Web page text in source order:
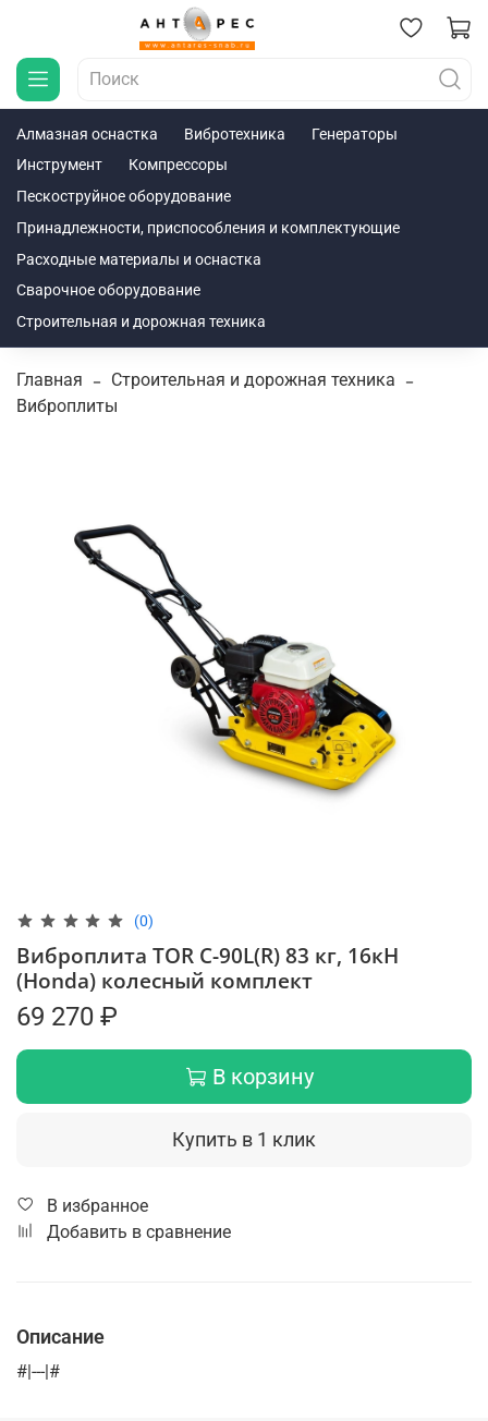
Алмазная оснастка Вибротехника
Генераторы
Инструмент
Компрессоры
Пескоструйное оборудование
Принадлежности, приспособления и комплектующие
Расходные материалы и оснастка
Сварочное оборудование
Строительная и дорожная техника
Главная
Строительная и дорожная техника
Виброплиты
(0)
Виброплита TOR C-90L(R) 83 кг, 16кН
(Honda) колесный комплект
69 270 ₽
В корзину
Купить в 1 клик
В избранное
Добавить в сравнение
Описание
#|---|#